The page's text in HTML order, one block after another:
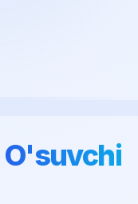
O'suvchi